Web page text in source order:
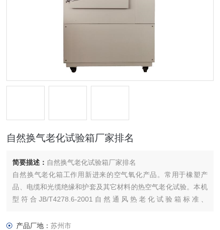
自然换气老化试验箱厂家排名
简要描述： 自然换气老化试验箱厂家排名
自然换气老化箱工作用新进来的空气氧化产品。常用于橡塑产
品、电缆和光缆绝缘和护套及其它材料的热空气老化试验。本机
型符合JB/T4278.6-2001自然通风热老化试验箱标准、
等
产品厂地：苏州市